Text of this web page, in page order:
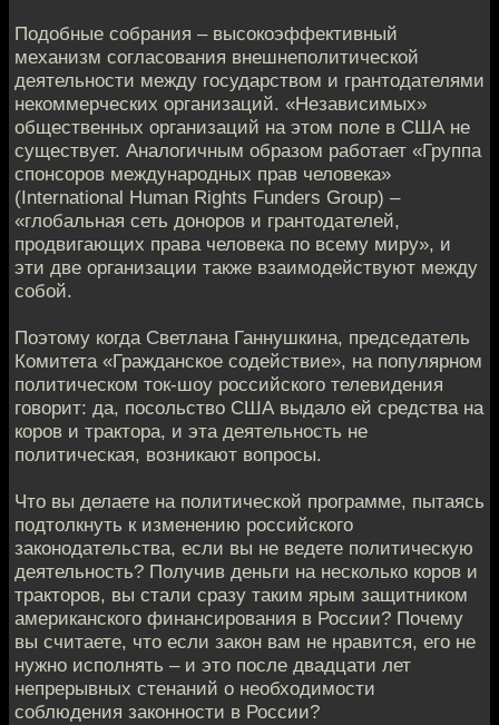
Подобные собрания – высокоэффективный
механизм согласования внешнеполитической
деятельности между государством и грантодателями
некоммерческих организаций. «Независимых»
общественных организаций на этом поле в США не
существует. Аналогичным образом работает «Группа
спонсоров международных прав человека»
(International Human Rights Funders Group) –
«глобальная сеть доноров и грантодателей,
продвигающих права человека по всему миру», и
эти две организации также взаимодействуют между
собой.
Поэтому когда Светлана Ганнушкина, председатель
Комитета «Гражданское содействие», на популярном
политическом ток-шоу российского телевидения
говорит: да, посольство США выдало ей средства на
коров и трактора, и эта деятельность не
политическая, возникают вопросы.
Что вы делаете на политической программе, пытаясь
подтолкнуть к изменению российского
законодательства, если вы не ведете политическую
деятельность? Получив деньги на несколько коров и
тракторов, вы стали сразу таким ярым защитником
американского финансирования в России? Почему
вы считаете, что если закон вам не нравится, его не
нужно исполнять – и это после двадцати лет
непрерывных стенаний о необходимости
соблюдения законности в России?